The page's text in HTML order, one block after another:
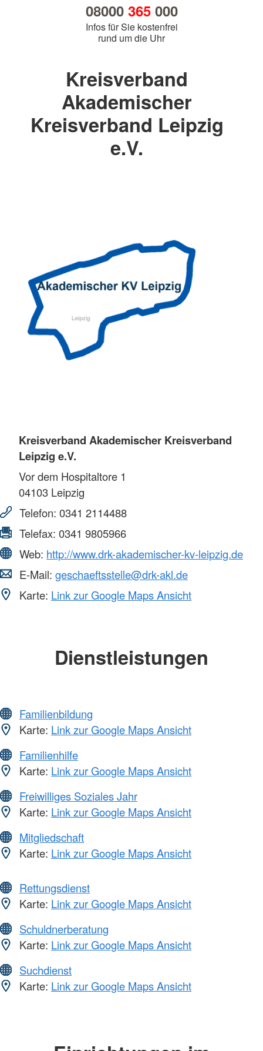
08000 365000
Infos für Sie kostenfrei
rund um die Uhr
Kreisverband
Akademischer
Kreisverband Leipzig
e.V.
Kreisverband Akademischer Kreisverband
Leipzig e.V.
Vor dem Hospitaltore 1
04103 Leipzig
Telefon: 0341 2114488
Telefax: 0341 9805966
Web: http://www.drk-akademischer-kv-leipzig.de
E-Mail: geschaeftsstelle@drk-akl.de
Karte: Link zur Google Maps Ansicht
Dienstleistungen
Familienbildung
Karte: Link zur Google Maps Ansicht
Familienhilfe
Karte: Link zur Google Maps Ansicht
Freiwilliges Soziales Jahr
Karte: Link zur Google Maps Ansicht
Mitgliedschaft
Karte: Link zur Google Maps Ansicht
Rettungsdienst
Karte: Link zur Google Maps Ansicht
Schuldnerberatung
Karte: Link zur Google Maps Ansicht
Suchdienst
Karte: Link zur Google Maps Ansicht